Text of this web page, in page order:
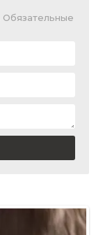
Обязательные